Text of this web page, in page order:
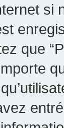
si
que